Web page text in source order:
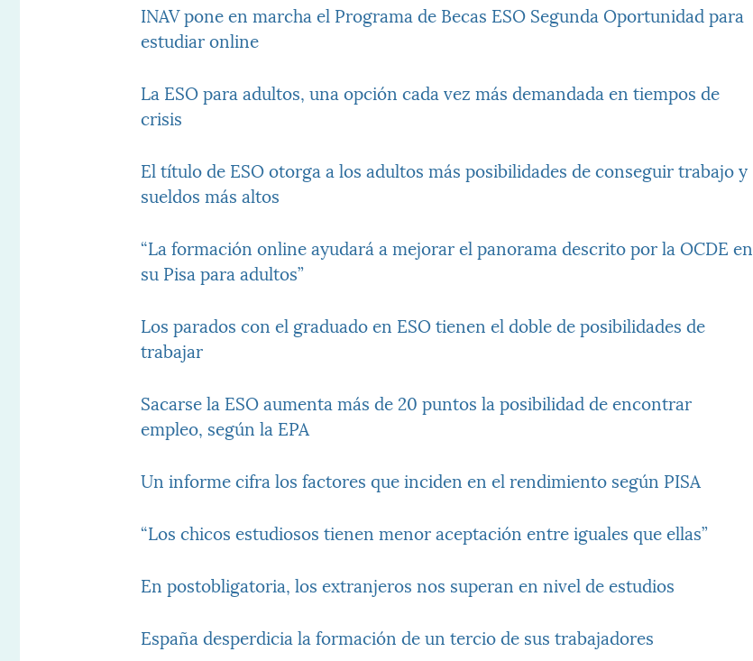
INAV pone en marcha el Programa de Becas ESO Segunda Oportunidad para
estudiar online
La ESO para adultos, una opción cada vez más demandada en tiempos de
crisis
El título de ESO otorga a los adultos más posibilidades de conseguir trabajo y
sueldos más altos
“La formación online ayudará a mejorar el panorama descrito por la OCDE en
su Pisa para adultos”
Los parados con el graduado en ESO tienen el doble de posibilidades de
trabajar
Sacarse la ESO aumenta más de 20 puntos la posibilidad de encontrar
empleo, según la EPA
Un informe cifra los factores que inciden en el rendimiento según PISA
“Los chicos estudiosos tienen menor aceptación entre iguales que ellas”
En postobligatoria, los extranjeros nos superan en nivel de estudios
España desperdicia la formación de un tercio de sus trabajadores